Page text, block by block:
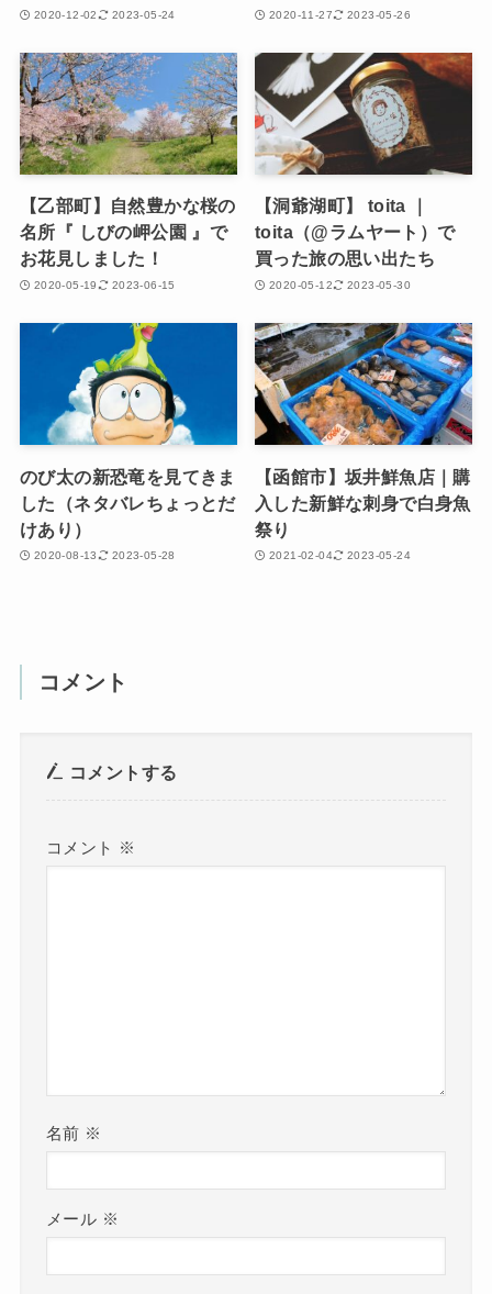
2020-12-02 2023-05-24 2020-11-27 2023-05-26
【乙部町】自然豊かな桜の
名所『 しびの岬公園 』で
お花見しました！
2020-05-19 2023-06-15
【洞爺湖町】 toita ｜
toita（@ラムヤート）で
買った旅の思い出たち
2020-05-12 2023-05-30
のび太の新恐竜を見てきま
した（ネタバレちょっとだ
けあり）
2020-08-13 2023-05-28
【函館市】坂井鮮魚店｜購
入した新鮮な刺身で白身魚
祭り
2021-02-04 2023-05-24
コメント
コメントする
コメント ※
名前 ※
メール ※